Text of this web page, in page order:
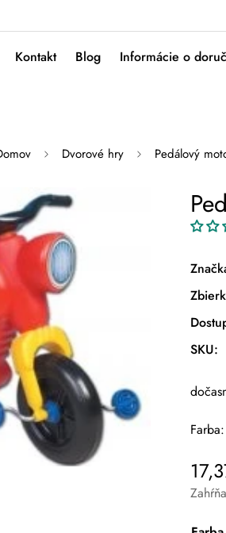
Kontakt Blog Informácie o
Dvorové hry Pedálový
SKU:
Farba:
Bežná
cena